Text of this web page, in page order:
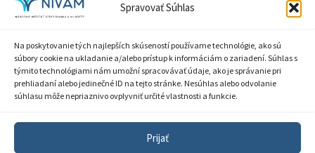
Spravovať Súhlas
Na poskytovanie tých najlepších skúseností používame technológie, ako sú
súbory cookie na ukladanie a/alebo prístup k informáciám o zariadení. Súhlas s
týmito technológiami nám umožní spracovávať údaje, ako je správanie pri
prehliadaní alebo jedinečné ID na tejto stránke. Nesúhlas alebo odvolanie
súhlasu môže nepriaznivo ovplyvniť určité vlastnosti a funkcie.
Prijať
DIČ: 2020798714
Zásady ochrany súkromia
Sprístupnenie informácií